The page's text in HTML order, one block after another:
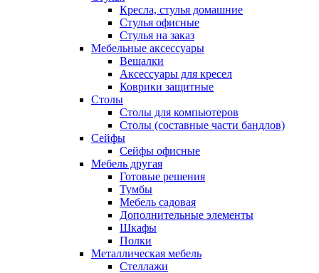
Кресла, стулья домашние
Стулья офисные
Стулья на заказ
Мебельные аксессуары
Вешалки
Аксессуары для кресел
Коврики защитные
Столы
Столы для компьютеров
Столы (составные части бандлов)
Сейфы
Сейфы офисные
Мебель другая
Готовые решения
Тумбы
Мебель садовая
Дополнительные элементы
Шкафы
Полки
Металлическая мебель
Стеллажи